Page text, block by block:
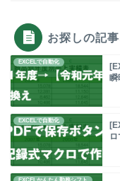
お探しの記
EXCELで自動化
瞬
EXCELで自動化
EXCELかんたん勤務シフト